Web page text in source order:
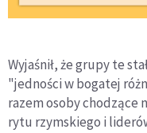
Wyjaśnił, że grupy te
"jedności w bogatej
razem osoby chodzące
rytu rzymskiego i